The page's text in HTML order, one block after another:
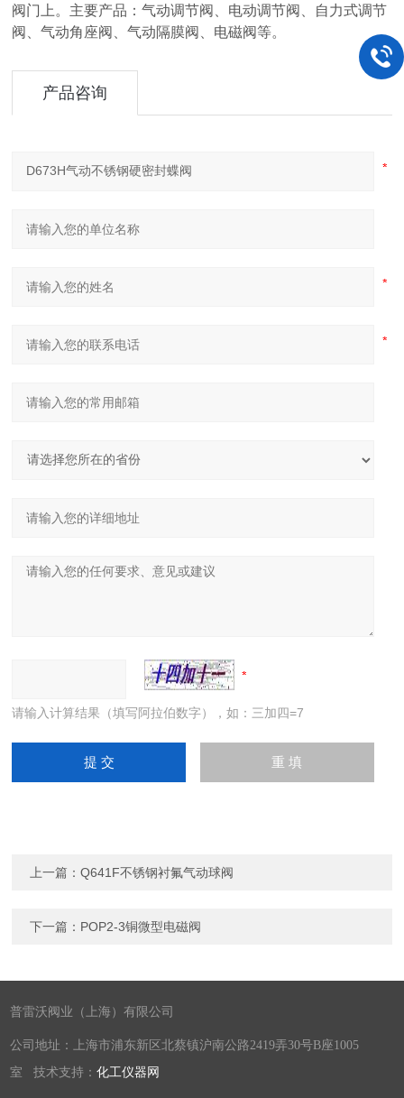
阀门上。主要产品：气动调节阀、电动调节阀、自力式调节
阀、气动角座阀、气动隔膜阀、电磁阀等。
产品咨询
请输入计算结果（填写阿拉伯数字），如：三加四=7
上一篇：Q641F不锈钢衬氟气动球阀
下一篇： POP2-3铜微型电磁阀
普雷沃阀业（上海）有限公司
公司地址：上海市浦东新区北蔡镇沪南公路2419弄30号B座1005
室 技术支持：化工仪器网